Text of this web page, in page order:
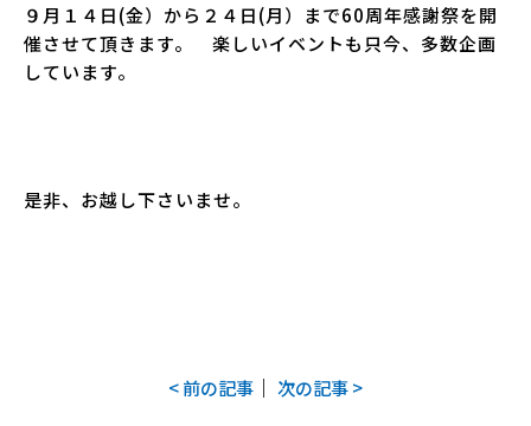
９月１４日(金）から２４日(月）まで60周年感謝祭を開
催させて頂きます。 楽しいイベントも只今、多数企画
しています。
是非、お越し下さいませ。
< 前の記事 ｜ 次の記事 >